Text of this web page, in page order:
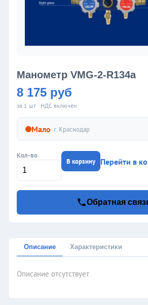
Манометр VMG-2-R134a
8 175 руб
за 1 шт · НДС включён
Мало· г. Краснодар
Кол-во
В корзину Перейти в
Обратная
Описание Характеристики
Описание отсутствует